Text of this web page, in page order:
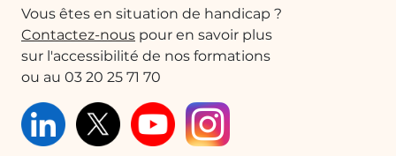
Moyen pédagogique utilisé
Modules E-learning : Choix d’une série de
vidéos qui vous permettront d’atteindre
l’objectif pédagogique défini et des cas d’usage
pour vous mettre en situation.
Ateliers et Quiz :Activités à réaliser en
Vous êtes en situation de handicap ?
Contactez-nous pour en savoir plus
sur l'accessibilité de nos formations
ou au 03 20 25 71 70